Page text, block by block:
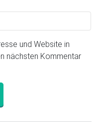
und Website in
nächsten Kommentar